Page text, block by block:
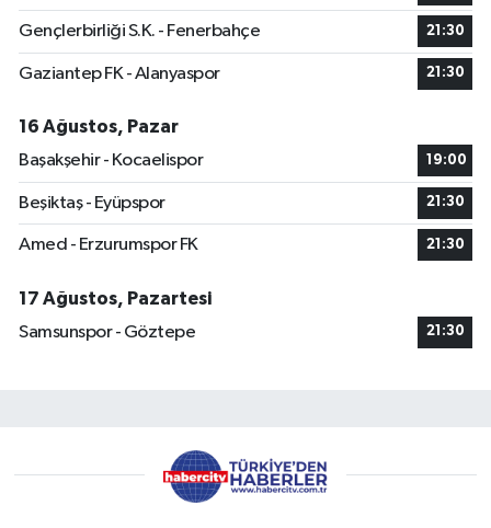
Gençlerbirliği S.K. - Fenerbahçe 21:30
Gaziantep FK - Alanyaspor 21:30
16 Ağustos, Pazar
Başakşehir - Kocaelispor
19:00
Beşiktaş - Eyüpspor 21:30
Amed - Erzurumspor FK 21:30
17 Ağustos, Pazartesi
Samsunspor - Göztepe
21:30